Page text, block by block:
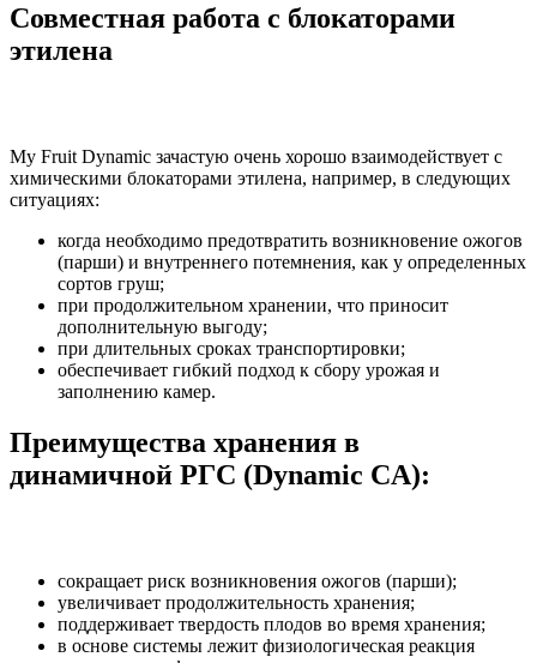
Совместная работа с блокаторами
этилена
My Fruit Dynamic зачастую очень хорошо взаимодействует с
химическими блокаторами этилена, например, в следующих
ситуациях:
когда необходимо предотвратить возникновение ожогов
(парши) и внутреннего потемнения, как у определенных
сортов груш;
при продолжительном хранении, что приносит
дополнительную выгоду;
при длительных сроках транспортировки;
обеспечивает гибкий подход к сбору урожая и
заполнению камер.
Преимущества хранения в
динамичной РГС (Dynamic CA):
сокращает риск возникновения ожогов (парши);
увеличивает продолжительность хранения;
поддерживает твердость плодов во время хранения;
в основе системы лежит физиологическая реакция